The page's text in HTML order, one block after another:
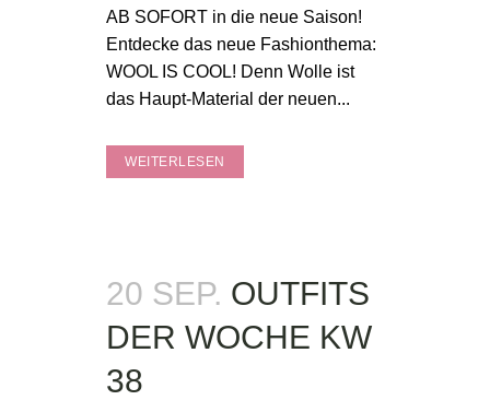
AB SOFORT in die neue Saison!
Entdecke das neue Fashionthema:
WOOL IS COOL! Denn Wolle ist
das Haupt-Material der neuen...
WEITERLESEN
20 SEP. OUTFITS
DER WOCHE KW
38